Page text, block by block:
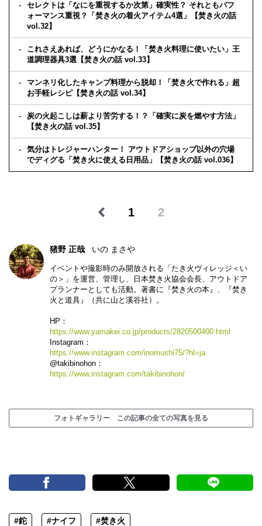
セレクトは「なにを重視するか次第」確実性？ それともパフ
ォーマンス重視？「焚き火の着火アイテム4選」【焚き火の話
vol.32】
これさえあれば、どうにかなる！「焚き火料理に使いたい」王
道調理器具3選【焚き火の話 vol.33】
マンネリ化したキャンプ料理から脱却！「焚き火で作れる」超
お手軽レシピ【焚き火の話 vol.34】
炭の火起こしは薪より苦労する！？「確実に炭を燃やす方法」
【焚き火の話 vol.35】
気分はトレジャーハンター！ アウトドアショップ以外の穴場
でディグる「焚き火に使える日用品」【焚き火の話 vol.036】
1 2
猪野 正哉 いの まさや
イベントや撮影時のみ開放される「たき火ヴィレッジ＜い
の＞」を運営、管理し、日本焚き火協会会長、アウトドア
プランナーとしても活動。著書に『焚き火の本』、『焚き
火と道具』（共に山と溪谷社）。
HP：
https://www.yamakei.co.jp/products/2820500400.html
Instagram：
https://www.instagram.com/inomushi75/?hl=ja
@takibinohon：
https://www.instagram.com/takibinohon/
フォトギャラリー この記事の全ての写真を見る
#鉈 #ナイフ #焚き火